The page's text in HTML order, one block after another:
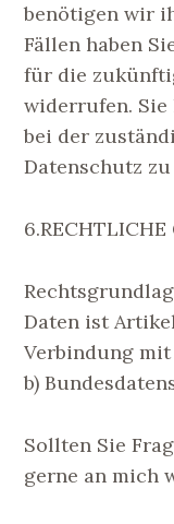
benötigen wir
Fällen haben
für die
widerrufen. Sie
bei der
Datenschutz
6.RECHTLICHE
Daten ist
Verbindung mit
b)
Sollten Sie
gerne an mich